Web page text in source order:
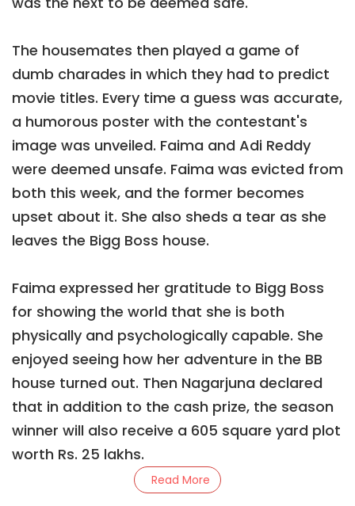
The housemates then played a game of
dumb charades in which they had to predict
movie titles. Every time a guess was accurate,
a humorous poster with the contestant's
image was unveiled. Faima and Adi Reddy
were deemed unsafe. Faima was evicted from
both this week, and the former becomes
upset about it. She also sheds a tear as she
leaves the Bigg Boss house.
Faima expressed her gratitude to Bigg Boss
for showing the world that she is both
physically and psychologically capable. She
enjoyed seeing how her adventure in the BB
house turned out. Then Nagarjuna declared
that in addition to the cash prize, the season
winner will also receive a 605 square yard plot
worth Rs. 25 lakhs.
Read More